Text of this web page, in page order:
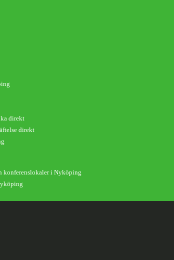
direkt
direkt
konferenslokaler i Nyköping